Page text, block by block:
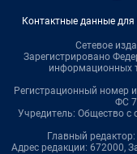
Контактные данные
Сетевое
Зарегистрировано
информационных
Регистрационный номер
ФС
Учредитель: Общество с
Главный
Адрес редакции: 672000,